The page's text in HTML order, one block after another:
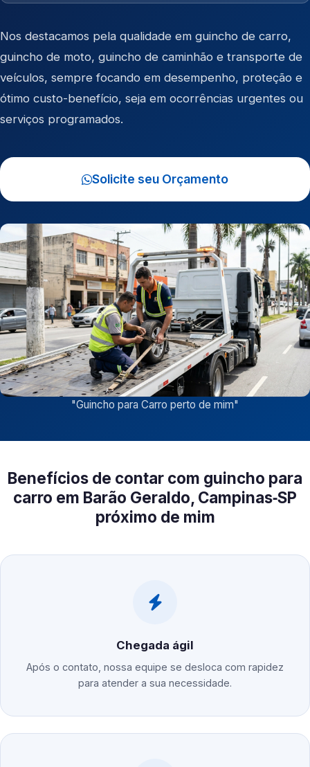
Nos destacamos pela qualidade em guincho de carro,
guincho de moto, guincho de caminhão e transporte de
veículos, sempre focando em desempenho, proteção e
ótimo custo-benefício, seja em ocorrências urgentes ou
serviços programados.
Solicite seu Orçamento
"Guincho para Carro perto de mim"
Benefícios de contar com guincho para
carro em Barão Geraldo, Campinas‑SP
próximo de mim
Chegada ágil
Após o contato, nossa equipe se desloca com rapidez
para atender a sua necessidade.